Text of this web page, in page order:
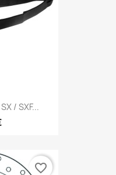
/ SXF...
favorite_border